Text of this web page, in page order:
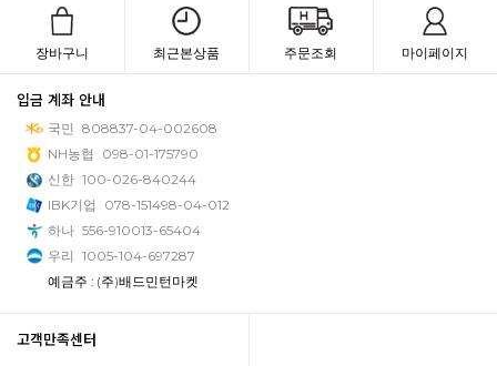
장바구니 최근본상품 주문조회 마이페이지
입금 계좌 안내
국민 808837-04-002608
NH농협
098-01-175790
신한 100-026-840244
IBK기업
078-151498-04-012
하나 556-910013-65404
우리 1005-104-697287
예금주 : (주)배드민턴마켓
고객만족센터